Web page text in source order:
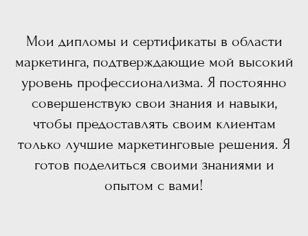
Мои дипломы и сертификаты в области
маркетинга, подтверждающие мой высокий
уровень профессионализма. Я постоянно
совершенствую свои знания и навыки,
чтобы предоставлять своим клиентам
только лучшие маркетинговые решения. Я
готов поделиться своими знаниями и
опытом с вами!